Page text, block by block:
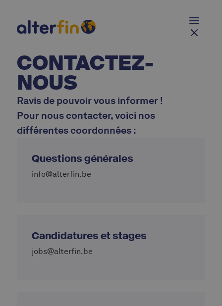
CONTACTEZ-
NOUS
Ravis de pouvoir vous informer !
Pour nous contacter, voici nos
différentes coordonnées :
Questions générales
info@alterfin.be
Candidatures et stages
jobs@alterfin.be